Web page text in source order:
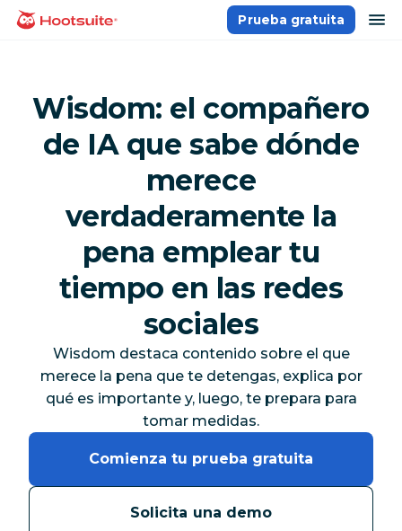
Saltar
Página principal
Prueba gratuita
Wisdom: el compañero
de IA que sabe dónde
merece
verdaderamente la
pena emplear tu
tiempo en las redes
sociales
Wisdom destaca contenido sobre el que
merece la pena que te detengas, explica por
qué es importante y, luego, te prepara para
tomar medidas.
Comienza tu prueba gratuita
Solicita una demo